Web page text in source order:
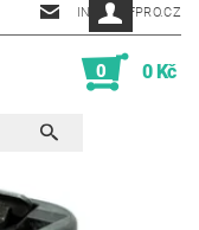
INFO@DFPRO.CZ
0 0 Kč